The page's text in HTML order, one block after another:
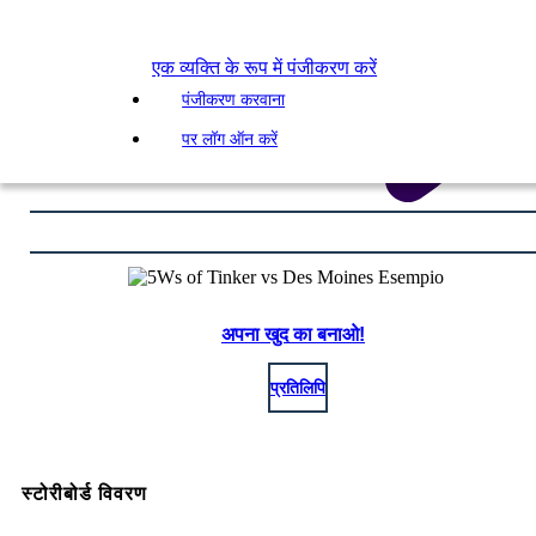
एक व्यक्ति के रूप में पंजीकरण करें
पंजीकरण करवाना
पर लॉग ऑन करें
अपना खुद का बनाओ!
प्रतिलिपि
स्टोरीबोर्ड विवरण